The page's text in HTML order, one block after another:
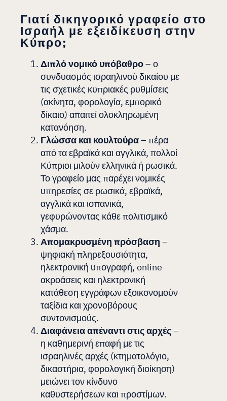
Γιατί δικηγορικό γραφείο στο
Ισραήλ με εξειδίκευση στην
Κύπρο;
Διπλό νομικό υπόβαθρο– ο
συνδυασμός ισραηλινού δικαίου με
τις σχετικές κυπριακές ρυθμίσεις
(ακίνητα, φορολογία, εμπορικό
δίκαιο) απαιτεί ολοκληρωμένη
κατανόηση.
Γλώσσα και κουλτούρα– πέρα
από τα εβραϊκά και αγγλικά, πολλοί
Κύπριοι μιλούν ελληνικά ή ρωσικά.
Το γραφείο μας παρέχει νομικές
υπηρεσίες σε ρωσικά, εβραϊκά,
αγγλικά και ισπανικά,
γεφυρώνοντας κάθε πολιτισμικό
χάσμα.
Απομακρυσμένη πρόσβαση –
ψηφιακή πληρεξουσιότητα,
ηλεκτρονική υπογραφή, online
ακροάσεις και ηλεκτρονική
κατάθεση εγγράφων εξοικονομούν
ταξίδια και χρονοβόρους
συντονισμούς.
Διαφάνεια απέναντι στις αρχές–
η καθημερινή επαφή με τις
ισραηλινές αρχές (κτηματολόγιο,
δικαστήρια, φορολογική διοίκηση)
μειώνει τον κίνδυνο
καθυστερήσεων και προστίμων.